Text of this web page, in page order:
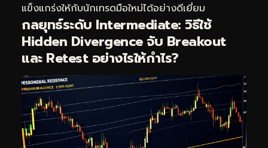
แข็งแกร่งให้กับนักเทรดมือใหม่ได้อย่างดีเยี่ยม
กลยุทธ์ระดับ Intermediate: วิธีใช้
Hidden Divergence จับ Breakout
และ Retest อย่างไรให้กำไร?